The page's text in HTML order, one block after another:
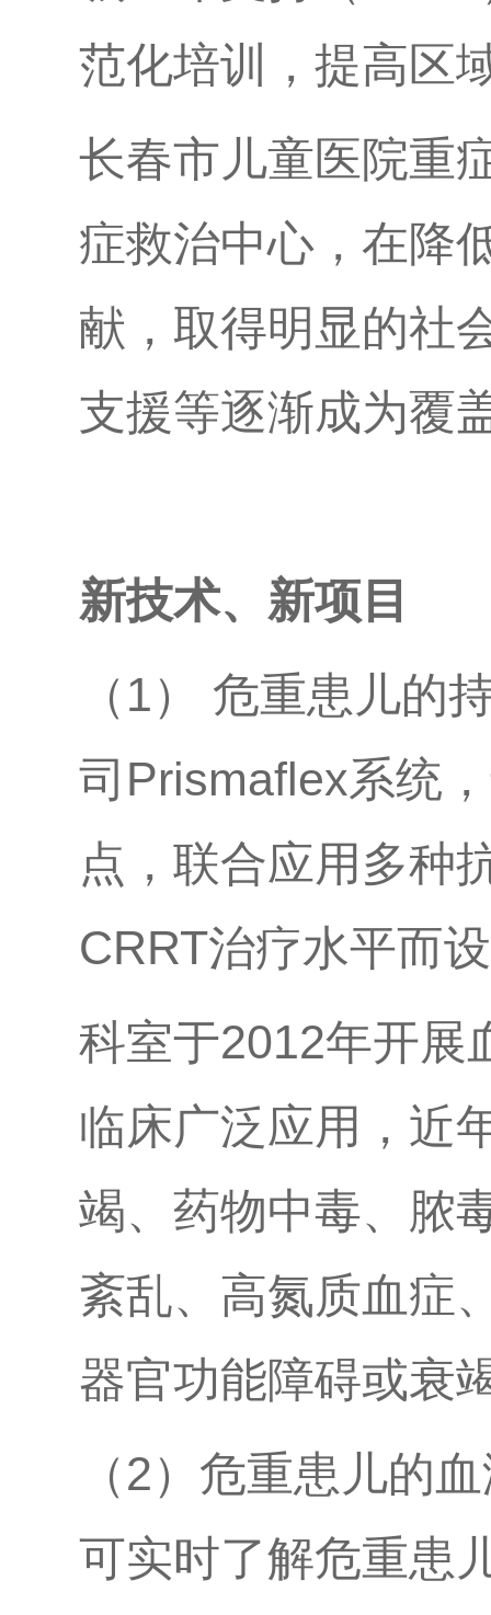
范化培训，提高区
长春市儿童医院重
症救治中心，在降
献，取得明显的社
支援等逐渐成为覆
新技术、新项目
（1） 危重患儿的
司Prismaflex系统
点，联合应用多种
CRRT治疗水平而
科室于2012年开展
临床广泛应用，近
竭、药物中毒、脓
紊乱、高氮质血症
器官功能障碍或衰
（2）危重患儿的
可实时了解危重患